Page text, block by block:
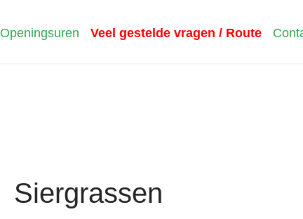
Openingsuren Veel gestelde vragen / Route
Siergrassen